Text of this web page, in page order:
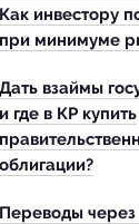
Как инвестору
при минимуме
Дать взаймы
и где в КР купить
облигации?
Переводы через